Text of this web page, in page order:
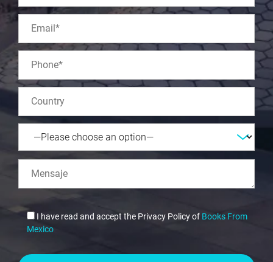
I have read and accept the Privacy Policy of Books From
Mexico